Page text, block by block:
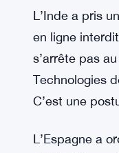
au moment
semble liée à
de paris non